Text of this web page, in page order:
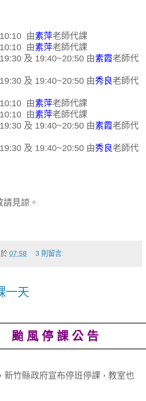
由素萍老師代課
由素萍老師代課
及 19:40~20:50 由素霞老師代
及 19:40~20:50 由秀良老師代
由素萍老師代課
由素萍老師代課
及 19:40~20:50 由素霞老師代
及 19:40~20:50 由秀良老師代
見諒。
於 07:58 3 則留言:
一天
颱 風 停 課 公 告
， 新竹縣政府宣布停班停課 ， 教室也